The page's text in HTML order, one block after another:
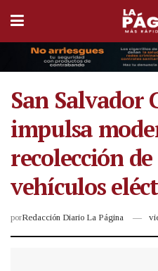
San Salvador
impulsa
recolección
vehículos
porRedacción Diario La Página